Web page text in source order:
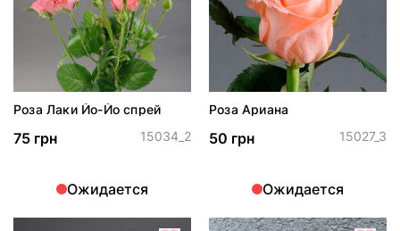
Роза Лаки Йо-Йо спрей
75 грн 15034_2
Ожидается
Роза Ариана
50 грн 15027_3
Ожидается